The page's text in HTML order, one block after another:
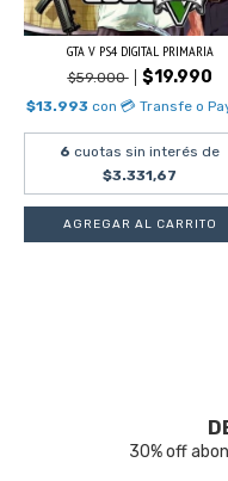
GTA V PS4 DIGITAL PRIMARIA
$59.000 $19.990
$13.993 con 💳 Transfe o
6 cuotas sin interés de
$3.331,67
30% off